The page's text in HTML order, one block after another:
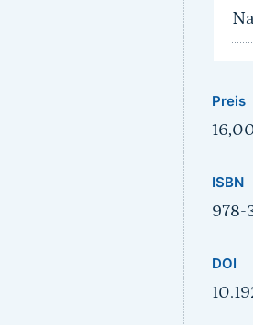
Preis
ISBN
978-
DOI